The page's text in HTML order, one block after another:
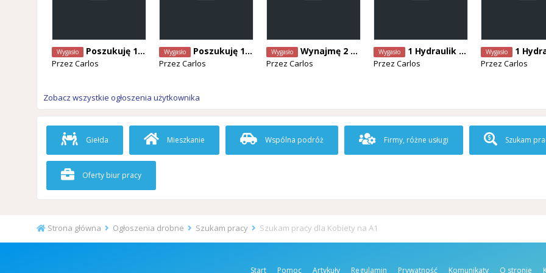
Wygasło Poszukuję 1 Hydraulika
Przez Carlos
Wygasło Poszukuję 1 Hydraulika
Przez Carlos
Wygasło Wynajmę 2 pokoje 2 osobowe w Temse
Przez Carlos
Wygasło 1 Hydraulik szuka pracę od zaraz
Przez Carlos
Wygasło 1 Hydraulik szuka
Przez Carlos
Zobacz wszystkie ogłoszenia użytkownika
Giełda Mieszkanie Wspólna podróż Firmy, różne usługi Szukam
Oferty biur pracy
Strona główna Ogłoszenia drobne Szukam pracy Szukam pracy dla Kobiety na A1
Start Pomoc Artykuły Regulamin Prywatność Komunikaty O stronie